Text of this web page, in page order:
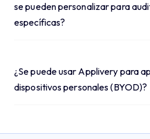
se pueden personalizar para
específicas?
¿Se puede usar Applivery para
dispositivos personales (BYOD)?